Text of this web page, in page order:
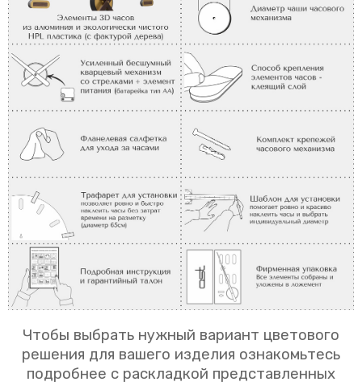
Чтобы выбрать нужный вариант цветового
решения для вашего изделия ознакомьтесь
подробнее с раскладкой представленных